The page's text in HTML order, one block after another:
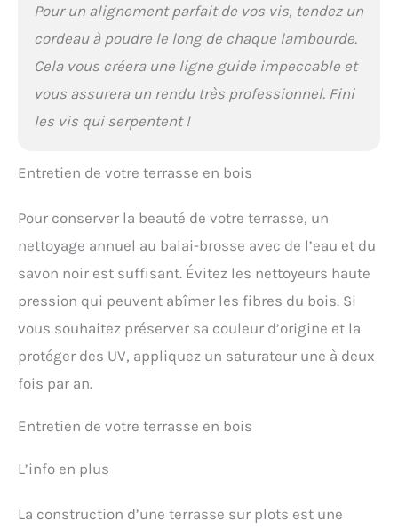
Pour un alignement parfait de vos vis, tendez un
cordeau à poudre le long de chaque lambourde.
Cela vous créera une ligne guide impeccable et
vous assurera un rendu très professionnel. Fini
les vis qui serpentent !
Entretien de votre terrasse en bois
Pour conserver la beauté de votre terrasse, un
nettoyage annuel au balai-brosse avec de l’eau et du
savon noir est suffisant. Évitez les nettoyeurs haute
pression qui peuvent abîmer les fibres du bois. Si
vous souhaitez préserver sa couleur d’origine et la
protéger des UV, appliquez un saturateur une à deux
fois par an.
Entretien de votre terrasse en bois
L’info en plus
La construction d’une terrasse sur plots est une